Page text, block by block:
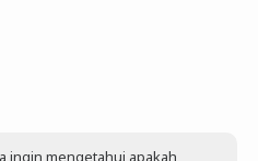
ingin mengetahui apakah